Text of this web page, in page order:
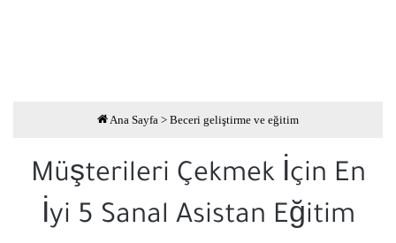
Ana Sayfa > Beceri geliştirme ve eğitim
Müşterileri Çekmek İçin En
İyi 5 Sanal Asistan Eğitim